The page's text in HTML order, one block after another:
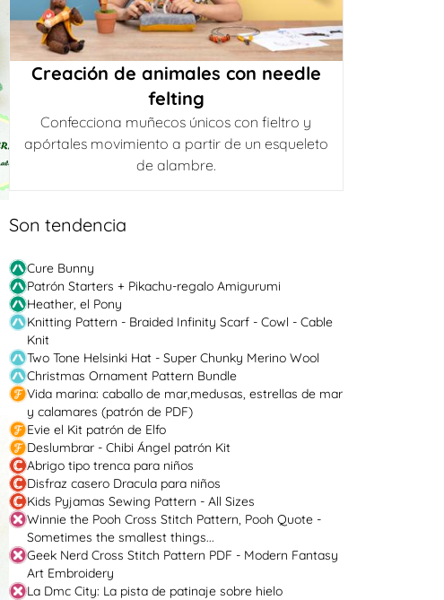
Creación de animales con needle
felting
Confecciona muñecos únicos con fieltro y
apórtales movimiento a partir de un esqueleto
de alambre.
Son tendencia
Cure Bunny
Patrón Starters + Pikachu-regalo Amigurumi
Heather, el Pony
Knitting Pattern - Braided Infinity Scarf - Cowl - Cable
Knit
Two Tone Helsinki Hat - Super Chunky Merino Wool
Christmas Ornament Pattern Bundle
Vida marina: caballo de mar,medusas, estrellas de mar
y calamares (patrón de PDF)
Evie el Kit patrón de Elfo
Deslumbrar - Chibi Ángel patrón Kit
Abrigo tipo trenca para niños
Disfraz casero Dracula para niños
Kids Pyjamas Sewing Pattern - All Sizes
Winnie the Pooh Cross Stitch Pattern, Pooh Quote -
Sometimes the smallest things...
Geek Nerd Cross Stitch Pattern PDF - Modern Fantasy
Art Embroidery
La Dmc City: La pista de patinaje sobre hielo